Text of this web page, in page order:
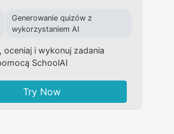
Generowanie quizów z
wykorzystaniem AI
oceniaj i wykonuj zadania
SchoolAI
Try Now